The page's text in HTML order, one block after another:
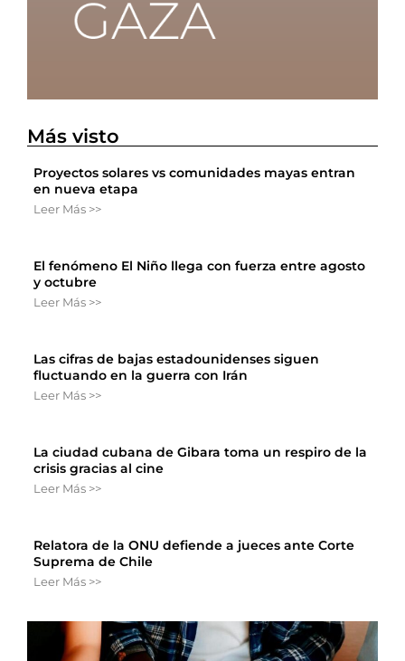
Más visto
Proyectos solares vs comunidades mayas entran
en nueva etapa
Leer Más >>
El fenómeno El Niño llega con fuerza entre agosto
y octubre
Leer Más >>
Las cifras de bajas estadounidenses siguen
fluctuando en la guerra con Irán
Leer Más >>
La ciudad cubana de Gibara toma un respiro de la
crisis gracias al cine
Leer Más >>
Relatora de la ONU defiende a jueces ante Corte
Suprema de Chile
Leer Más >>